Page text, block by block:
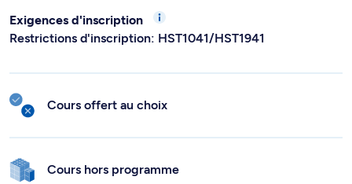
Exigences d'inscription
Restrictions d'inscription: HST1041/HST1941
Cours offert au choix
Cours hors programme